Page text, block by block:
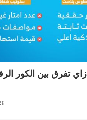
ازاي تفرق بين الكور